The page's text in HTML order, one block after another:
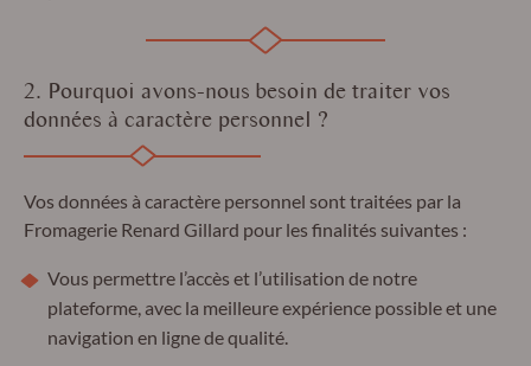
2. Pourquoi avons-nous besoin de traiter vos
données à caractère personnel ?
Vos données à caractère personnel sont traitées par la
Fromagerie Renard Gillard pour les finalités suivantes :
Vous permettre l’accès et l’utilisation de notre
plateforme, avec la meilleure expérience possible et une
navigation en ligne de qualité.